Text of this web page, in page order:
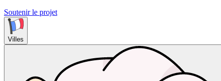
Soutenir le projet
Villes